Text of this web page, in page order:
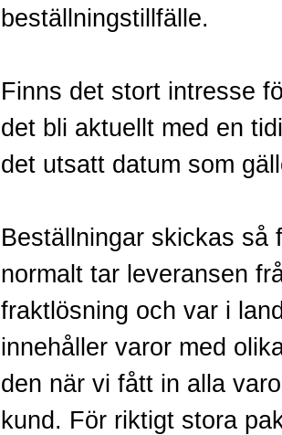
beställningstillfälle.
Finns det stort intresse
det bli aktuellt med en
det utsatt datum som
Beställningar skickas så
normalt tar leveransen
fraktlösning och var i
innehåller varor med
den när vi fått in alla
kund. För riktigt stora